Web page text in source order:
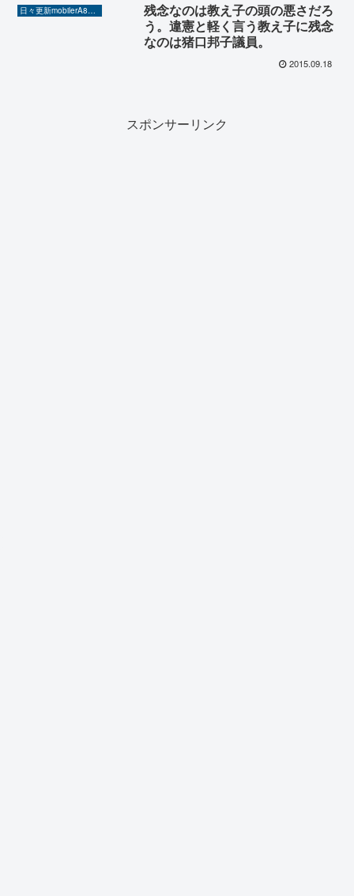
日々更新mobilerA8（Yahoo!ニュースを毎日ウォッチ）
残念なのは教え子の頭の悪さだろ
う。違憲と軽く言う教え子に残念
なのは猪口邦子議員。
2015.09.18
スポンサーリンク